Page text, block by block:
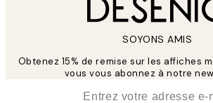
SOYONS AMIS
Obtenez 15% de remise sur les affiches
vous vous abonnez à notre